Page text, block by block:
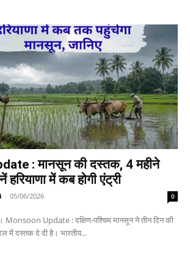
: मानसून की दस्तक, 4 महीने
हरियाणा में कब होगी एंट्री
- 05/06/2026 0
Monsoon Update : दक्षिण-पश्चिम मानसून ने तीन दिन की
में दस्तक दे दी है। भारतीय...